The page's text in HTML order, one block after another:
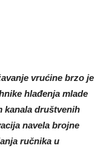
vrućine brzo je
hlađenja mlade
kanala društvenih
navela brojne
ručnika u